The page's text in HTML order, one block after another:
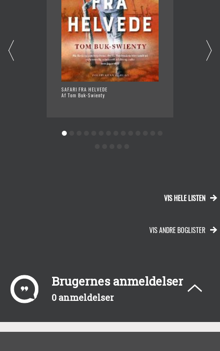
SAFARI FRA HELVEDE
Af Tom Buk-Swienty
VIS HELE LISTEN
VIS ANDRE BOGLISTER
Brugernes anmeldelser
0 anmeldelser